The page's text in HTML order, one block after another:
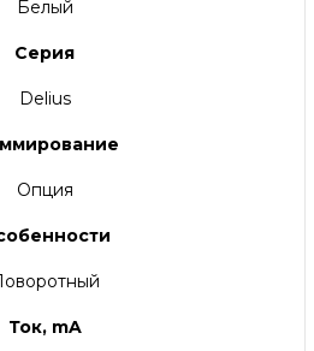
Белый
Серия
Delius
Опция
Ток, mA